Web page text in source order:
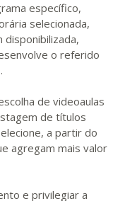
específico,
selecionada,
o referido
de videoaulas
de títulos
a partir do
agregam mais valor
e privilegiar a